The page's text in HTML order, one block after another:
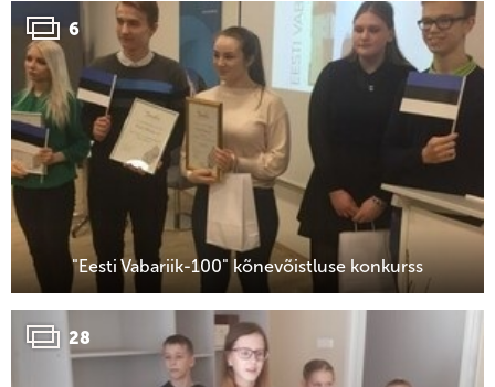
6
"Eesti Vabariik-100" kõnevõistluse konkurss
28